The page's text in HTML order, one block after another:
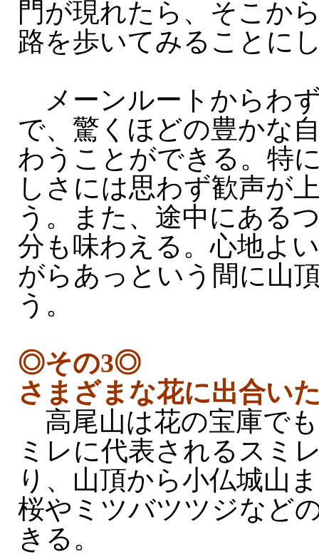
門が現れたら、そこか
路を歩いてみることに
メーンルートからわ
で、驚くほどの豊かな
わうことができる。特
しさには思わず歓声が
う。また、途中にある
分も味わえる。心地よ
がらあっという間に山
う。
◎その3◎
さまざまな花に出合い
高尾山は花の宝庫で
ミレに代表されるスミ
り、山頂から小仏城山
桜やミツバツツジなど
きる。